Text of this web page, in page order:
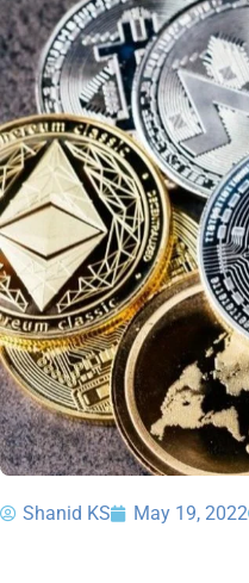
Shanid KS May 19, 2022